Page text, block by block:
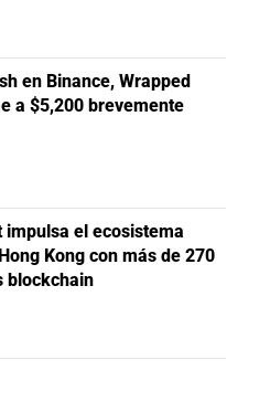
en Binance, Wrapped
a $5,200 brevemente
impulsa el ecosistema
Kong con más de 270
blockchain